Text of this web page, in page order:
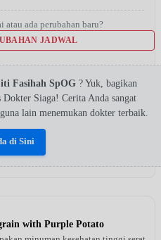
atau ada perubahan baru?
JADWAL
Fasihah SpOG ? Yuk, bagikan
Siaga! Cerita Anda sangat
lain menemukan dokter terbaik.
di Sini
with Purple Potato